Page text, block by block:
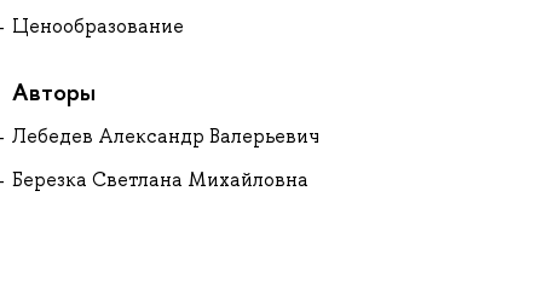
Ценообразование
Авторы
Лебедев Александр Валерьевич
Березка Светлана Михайловна